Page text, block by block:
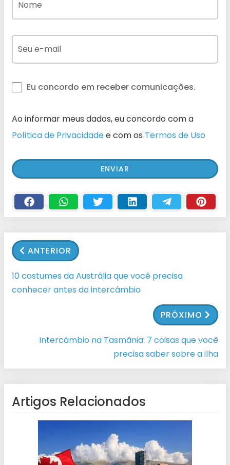
Eu concordo em receber comunicações.
Ao informar meus dados, eu concordo com a
Política de Privacidadee com os Termos de Uso
ANTERIOR
10 costumes da Austrália que você precisa
conhecer antes do intercâmbio
PRÓXIMO
Intercâmbio na Tasmânia: 7 coisas que você
precisa saber sobre a ilha
Artigos Relacionados